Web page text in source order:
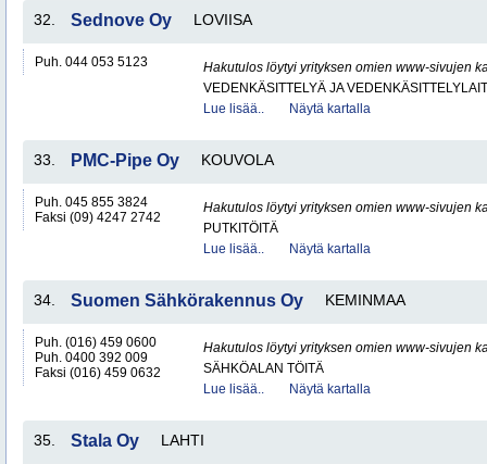
32. Sednove Oy LOVIISA
Puh. 044 053 5123
Hakutulos löytyi yrityksen omien www-sivujen
VEDENKÄSITTELYÄ JA
Lue lisää..
Näytä kartalla
33. PMC-Pipe Oy KOUVOLA
Puh. 045 855 3824
Faksi (09) 4247 2742
Hakutulos löytyi yrityksen omien www-sivujen
PUTKITÖITÄ
Lue lisää..
Näytä kartalla
34. Suomen Sähkörakennus Oy KEMINMAA
Puh. (016) 459 0600
Puh. 0400 392 009
Faksi (016) 459 0632
Hakutulos löytyi yrityksen omien www-sivujen
SÄHKÖALAN TÖITÄ
Lue lisää..
Näytä kartalla
35. Stala Oy LAHTI